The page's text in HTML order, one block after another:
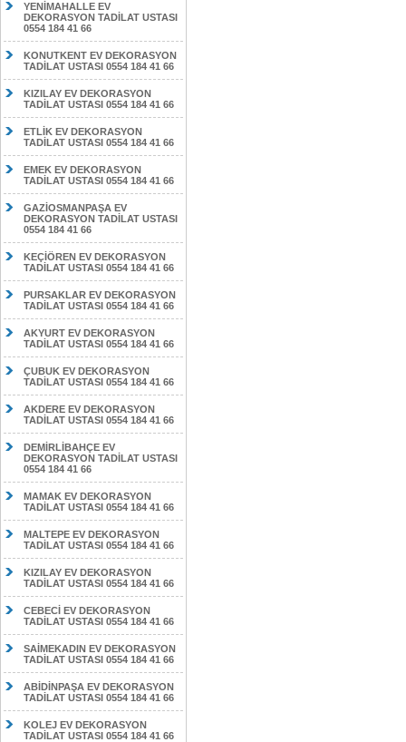
YENİMAHALLE EV
DEKORASYON TADİLAT USTASI
0554 184 41 66
KONUTKENT EV DEKORASYON
TADİLAT USTASI 0554 184 41 66
KIZILAY EV DEKORASYON
TADİLAT USTASI 0554 184 41 66
ETLİK EV DEKORASYON
TADİLAT USTASI 0554 184 41 66
EMEK EV DEKORASYON
TADİLAT USTASI 0554 184 41 66
GAZİOSMANPAŞA EV
DEKORASYON TADİLAT USTASI
0554 184 41 66
KEÇİÖREN EV DEKORASYON
TADİLAT USTASI 0554 184 41 66
PURSAKLAR EV DEKORASYON
TADİLAT USTASI 0554 184 41 66
AKYURT EV DEKORASYON
TADİLAT USTASI 0554 184 41 66
ÇUBUK EV DEKORASYON
TADİLAT USTASI 0554 184 41 66
AKDERE EV DEKORASYON
TADİLAT USTASI 0554 184 41 66
DEMİRLİBAHÇE EV
DEKORASYON TADİLAT USTASI
0554 184 41 66
MAMAK EV DEKORASYON
TADİLAT USTASI 0554 184 41 66
MALTEPE EV DEKORASYON
TADİLAT USTASI 0554 184 41 66
KIZILAY EV DEKORASYON
TADİLAT USTASI 0554 184 41 66
CEBECİ EV DEKORASYON
TADİLAT USTASI 0554 184 41 66
SAİMEKADIN EV DEKORASYON
TADİLAT USTASI 0554 184 41 66
ABİDİNPAŞA EV DEKORASYON
TADİLAT USTASI 0554 184 41 66
KOLEJ EV DEKORASYON
TADİLAT USTASI 0554 184 41 66